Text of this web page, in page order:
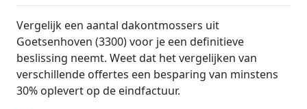
Vergelijk een aantal dakontmossers uit
Goetsenhoven (3300) voor je een definitieve
beslissing neemt. Weet dat het vergelijken van
verschillende offertes een besparing van minstens
30% oplevert op de eindfactuur.